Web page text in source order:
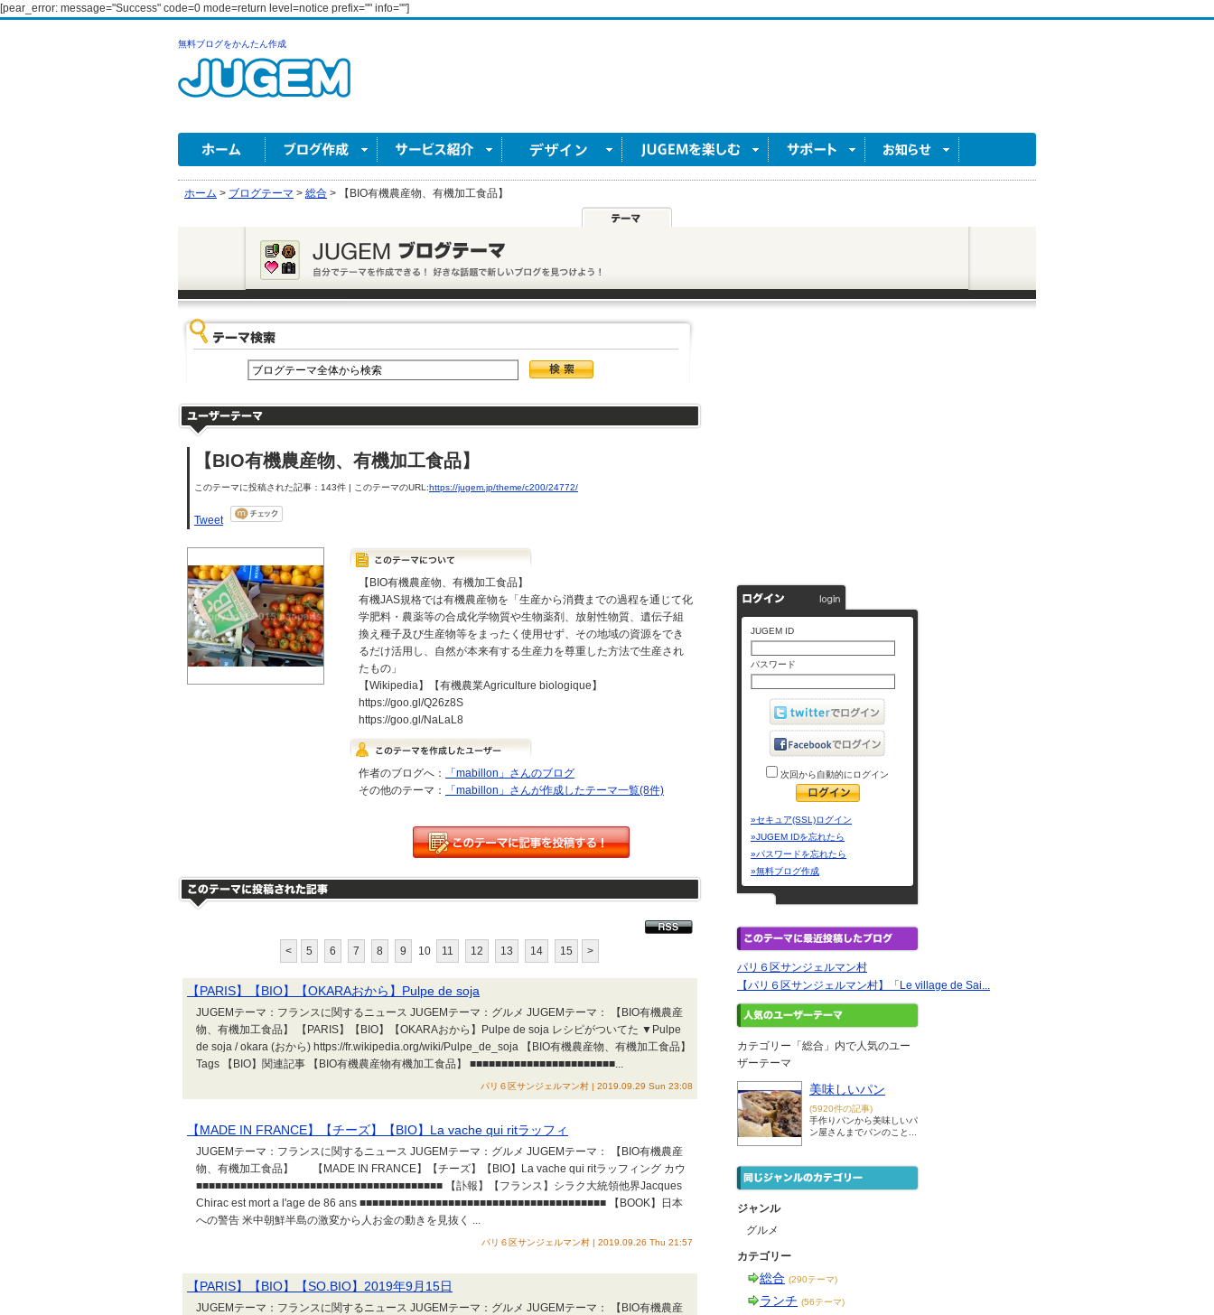
[pear_error: message="Success" code=0 mode=return level=notice prefix="" info=""]
無料ブログをかんたん作成
ホーム > ブログテーマ > 総合 > 【BIO有機農産物、有機加工食品】
【BIO有機農産物、有機加工食品】
このテーマに投稿された記事：143件 | このテーマのURL:https://jugem.jp/theme/c200/24772/
Tweet
【BIO有機農産物、有機加工食品】
有機JAS規格では有機農産物を「生産から消費までの過程を通じて化
学肥料・農薬等の合成化学物質や生物薬剤、放射性物質、遺伝子組
換え種子及び生産物等をまったく使用せず、その地域の資源をでき
るだけ活用し、自然が本来有する生産力を尊重した方法で生産され
たもの」
【Wikipedia】【有機農業Agriculture biologique】
https://goo.gl/Q26z8S
https://goo.gl/NaLaL8
作者のブログへ：
「mabillon」さんのブログ
その他のテーマ：
「mabillon」さんが作成したテーマ一覧(8件)
< 5 6 7 8 9 10 11 12 13 14 15 >
【PARIS】【BIO】【OKARAおから】Pulpe de soja
JUGEMテーマ：フランスに関するニュース JUGEMテーマ：グルメ JUGEMテーマ： 【BIO有機農産
物、有機加工食品】 【PARIS】【BIO】【OKARAおから】Pulpe de soja レシピがついてた ▼Pulpe
de soja / okara (おから) https://fr.wikipedia.org/wiki/Pulpe_de_soja 【BIO有機農産物、有機加工食品】
Tags 【BIO】関連記事 【BIO有機農産物有機加工食品】 ■■■■■■■■■■■■■■■■■■■■■■■...
パリ６区サンジェルマン村 | 2019.09.29 Sun 23:08
【MADE IN FRANCE】【チーズ】【BIO】La vache qui ritラッフィ
JUGEMテーマ：フランスに関するニュース JUGEMテーマ：グルメ JUGEMテーマ： 【BIO有機農産
物、有機加工食品】 【MADE IN FRANCE】【チーズ】【BIO】La vache qui ritラッフィング カウ
■■■■■■■■■■■■■■■■■■■■■■■■■■■■■■■■■■■■■■■ 【訃報】【フランス】シラク大統領他界Jacques
Chirac est mort a l'age de 86 ans ■■■■■■■■■■■■■■■■■■■■■■■■■■■■■■■■■■■■■■■ 【BOOK】日本
への警告 米中朝鮮半島の激変から人お金の動きを見抜く ...
パリ６区サンジェルマン村 | 2019.09.26 Thu 21:57
【PARIS】【BIO】【SO.BIO】2019年9月15日
JUGEMテーマ：フランスに関するニュース JUGEMテーマ：グルメ JUGEMテーマ： 【BIO有機農産
JUGEM ID
パスワード
次回から自動的にログイン
»セキュア(SSL)ログイン
»JUGEM IDを忘れたら
»パスワードを忘れたら
»無料ブログ作成
パリ６区サンジェルマン村
【パリ６区サンジェルマン村】「Le village de Sai...
カテゴリー「総合」内で人気のユー
ザーテーマ
美味しいパン
(5920件の記事)
手作りパンから美味しいパ
ン屋さんまでパンのこと...
ジャンル
グルメ
カテゴリー
総合 (290テーマ)
ランチ (56テーマ)